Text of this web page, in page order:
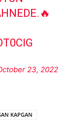
23, 2022
KAPGAN